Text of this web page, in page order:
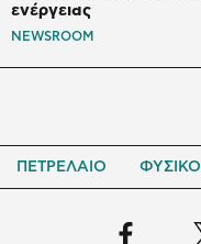
ενέργειας
NEWSROOM
ΠΕΤΡΕΛΑΙΟ